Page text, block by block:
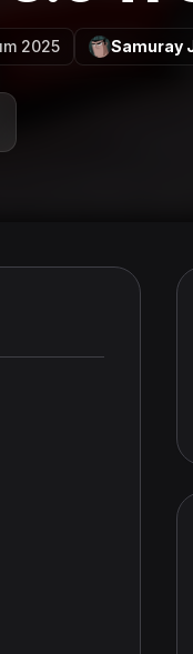
2025 Samuray